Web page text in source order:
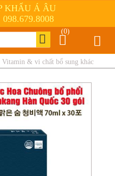
KHẨU Á ÂU
(0)
Vitamin & vi chất bổ sung khác